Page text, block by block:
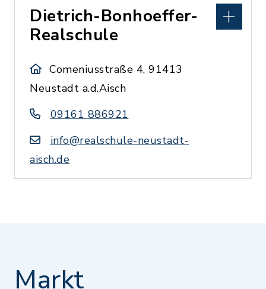
Dietrich-Bonhoeffer-
Realschule
Comeniusstraße 4, 91413
Neustadt a.d.Aisch
09161 886921
info@realschule-neustadt-
aisch.de
Markt